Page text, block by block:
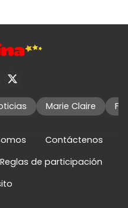
Marie Claire
Contáctenos
Reglas de participación